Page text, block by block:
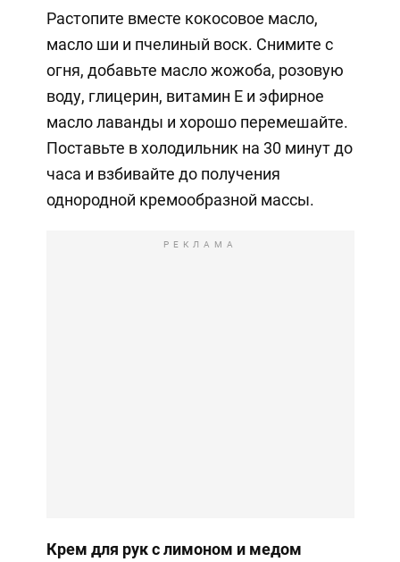
Растопите вместе кокосовое масло,
масло ши и пчелиный воск. Снимите с
огня, добавьте масло жожоба, розовую
воду, глицерин, витамин Е и эфирное
масло лаванды и хорошо перемешайте.
Поставьте в холодильник на 30 минут до
часа и взбивайте до получения
однородной кремообразной массы.
РЕКЛАМА
Крем для рук с лимоном и медом